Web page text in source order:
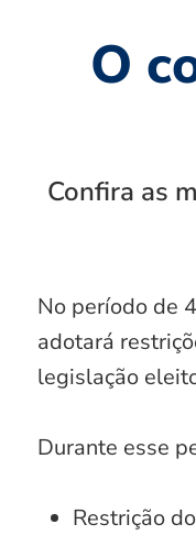
O
Confira as
No período de
adotará
legislação
Durante esse
Restrição